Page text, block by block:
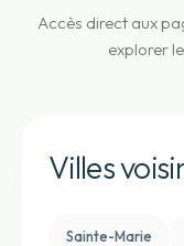
Accès direct aux
explorer
Villes
Sainte-Marie